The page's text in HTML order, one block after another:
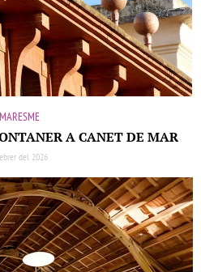
MARESME
A CANET DE MAR
del 2026